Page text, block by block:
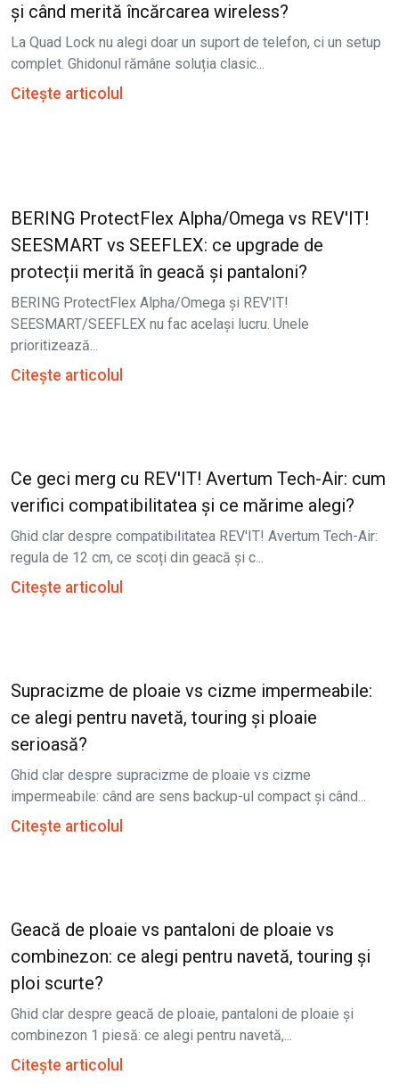
și când merită încărcarea wireless?
La Quad Lock nu alegi doar un suport de telefon, ci un setup
complet. Ghidonul rămâne soluția clasic...
Citește articolul
BERING ProtectFlex Alpha/Omega vs REV'IT!
SEESMART vs SEEFLEX: ce upgrade de
protecții merită în geacă și pantaloni?
BERING ProtectFlex Alpha/Omega și REV'IT!
SEESMART/SEEFLEX nu fac același lucru. Unele
prioritizează...
Citește articolul
Ce geci merg cu REV'IT! Avertum Tech-Air: cum
verifici compatibilitatea și ce mărime alegi?
Ghid clar despre compatibilitatea REV'IT! Avertum Tech-Air:
regula de 12 cm, ce scoți din geacă și c...
Citește articolul
Supracizme de ploaie vs cizme impermeabile:
ce alegi pentru navetă, touring și ploaie
serioasă?
Ghid clar despre supracizme de ploaie vs cizme
impermeabile: când are sens backup-ul compact și când...
Citește articolul
Geacă de ploaie vs pantaloni de ploaie vs
combinezon: ce alegi pentru navetă, touring și
ploi scurte?
Ghid clar despre geacă de ploaie, pantaloni de ploaie și
combinezon 1 piesă: ce alegi pentru navetă,...
Citește articolul